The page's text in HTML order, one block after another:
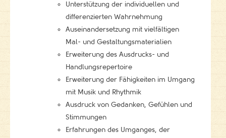
Unterstützung der individuellen und
differenzierten Wahrnehmung
Auseinandersetzung mit vielfältigen
Mal- und Gestaltungsmaterialien
Erweiterung des Ausdrucks- und
Handlungsrepertoire
Erweiterung der Fähigkeiten im Umgang
mit Musik und Rhythmik
Ausdruck von Gedanken, Gefühlen und
Stimmungen
Erfahrungen des Umganges, der